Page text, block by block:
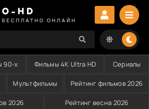
HD
ОНЛАЙН
90-х Фильмы 4K Ultra HD Сериалы
Мультфильмы Рейтинг фильмов 2026
2026 Рейтинг весна 2026